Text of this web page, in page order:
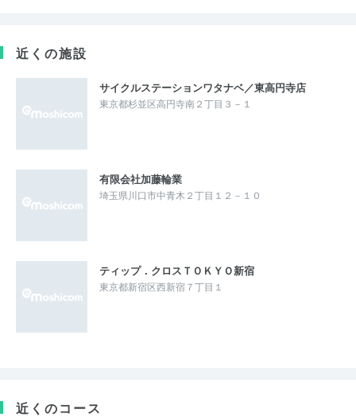
近くの施設
サイクルステーションワタナベ／東高円寺店
東京都杉並区高円寺南２丁目３－１
有限会社加藤輪業
埼玉県川口市中青木２丁目１２－１０
ティップ．クロスＴＯＫＹＯ新宿
東京都新宿区西新宿７丁目１
近くのコース